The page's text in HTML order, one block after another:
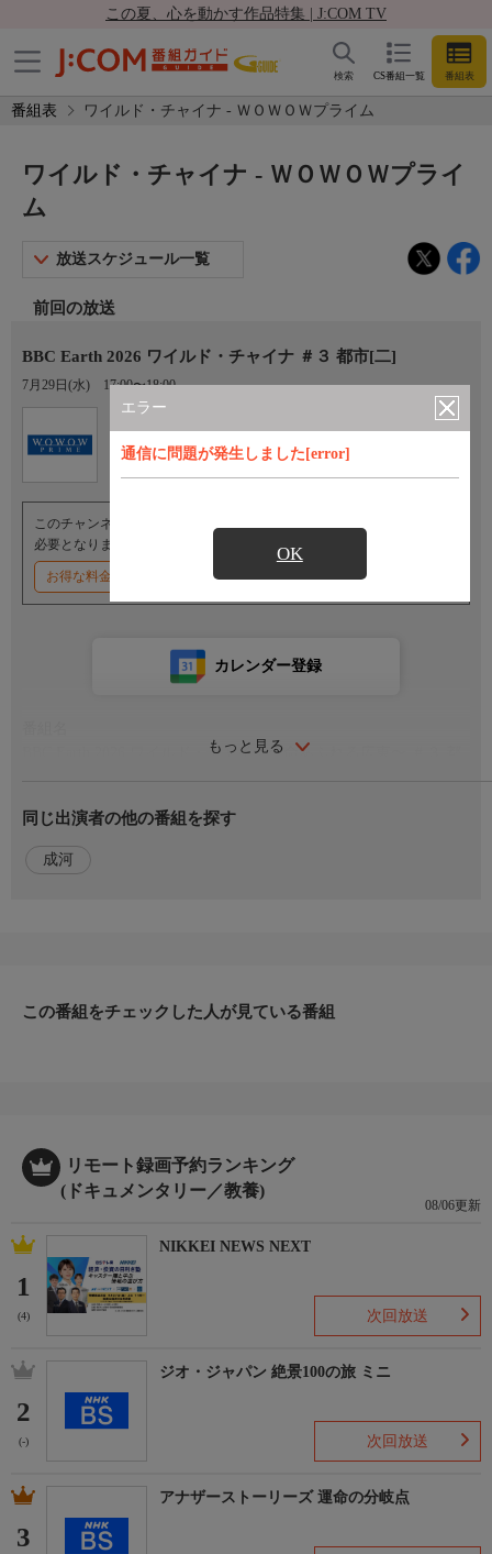
この夏、心を動かす作品特集 | J:COM TV
CS番組一覧 番組表
検索
番組表 ワイルド・チャイナ - ＷＯＷＯＷプライム
エラー
通信に問題が発生しました[error]
OK
ワイルド・チャイナ - ＷＯＷＯＷプライ
ム
放送スケジュール一覧
前回の放送
BBC Earth 2026 ワイルド・チャイナ ＃３ 都市[二]
7月29日(水) 17:00〜18:00
このチャンネルのご視聴には、オプションチャンネル(有料)のご契約が
必要となります。
お得な料金割引キャンペーン実施中
もっと見る
カレンダー登録
BBC Earth 2026 ワイルド・チャイナ〜命あふれる広東〜 ＃３ 都
番組内容
中国有数の大都市が集中する広東省。さまざまな花々の咲く公園
には花粉媒介者として多くの昆虫たちが訪れ、太古から生きるチ
同じ出演者の他の番組を探す
成河
この番組をチェックした人が見ている番組
リモート録画予約ランキング
(ドキュメンタリー／教養)
08/06更新
1
(4)
NIKKEI NEWS NEXT
次回放送
2
(-)
ジオ・ジャパン 絶景100の旅 ミニ
次回放送
3
アナザーストーリーズ 運命の分岐点